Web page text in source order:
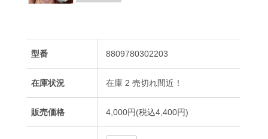
型番 8809780302203
在庫状況 在庫 2 売切れ間近！
販売価格 4,000円(税込4,400円)